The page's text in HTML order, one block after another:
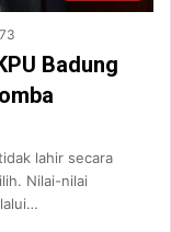
Badung
lahir secara
Nilai-nilai